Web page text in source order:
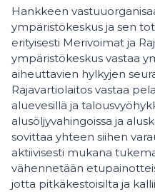
Hankkeen
ympäristökeskus ja sen
erityisesti Merivoimat ja
ympäristökeskus vastaa
aiheuttavien hylkyjen
Rajavartiolaitos vastaa
aluevesillä ja
alusöljyvahingoissa ja
sovittaa yhteen siihen
aktiivisesti mukana
vähennetään
jotta pitkäkestoisilta ja